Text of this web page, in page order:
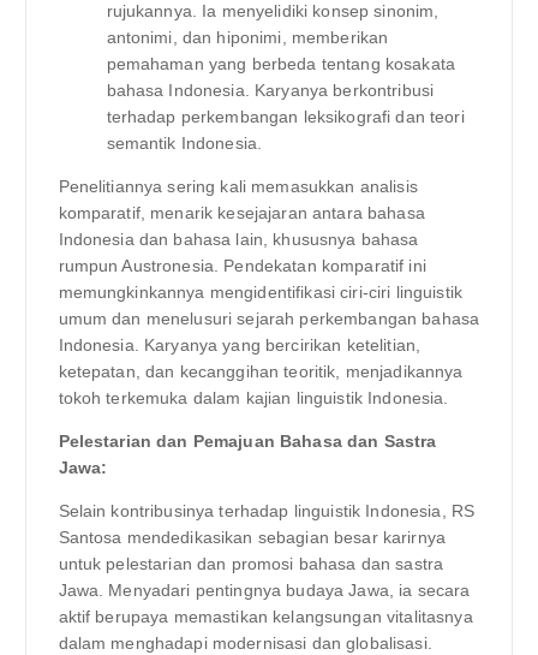
rujukannya. Ia menyelidiki konsep sinonim,
antonimi, dan hiponimi, memberikan
pemahaman yang berbeda tentang kosakata
bahasa Indonesia. Karyanya berkontribusi
terhadap perkembangan leksikografi dan teori
semantik Indonesia.
Penelitiannya sering kali memasukkan analisis
komparatif, menarik kesejajaran antara bahasa
Indonesia dan bahasa lain, khususnya bahasa
rumpun Austronesia. Pendekatan komparatif ini
memungkinkannya mengidentifikasi ciri-ciri linguistik
umum dan menelusuri sejarah perkembangan bahasa
Indonesia. Karyanya yang bercirikan ketelitian,
ketepatan, dan kecanggihan teoritik, menjadikannya
tokoh terkemuka dalam kajian linguistik Indonesia.
Pelestarian dan Pemajuan Bahasa dan Sastra
Jawa:
Selain kontribusinya terhadap linguistik Indonesia, RS
Santosa mendedikasikan sebagian besar karirnya
untuk pelestarian dan promosi bahasa dan sastra
Jawa. Menyadari pentingnya budaya Jawa, ia secara
aktif berupaya memastikan kelangsungan vitalitasnya
dalam menghadapi modernisasi dan globalisasi.